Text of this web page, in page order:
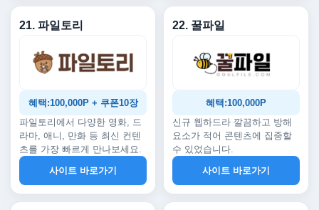
21. 파일토리
혜택:100,000P + 쿠폰10장
파일토리에서 다양한 영화, 드
라마, 애니, 만화 등 최신 컨텐
츠를 가장 빠르게 만나보세요.
사이트 바로가기
22. 꿀파일
혜택:100,000P
신규 웹하드라 깔끔하고 방해
요소가 적어 콘텐츠에 집중할
수 있었습니다.
사이트 바로가기